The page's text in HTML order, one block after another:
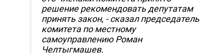
решение рекомендовать депутатам
принять закон, - сказал председатель
комитета по местному
самоуправлению Роман
Челтыгмашев.